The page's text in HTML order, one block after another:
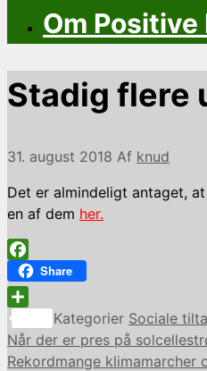
Om
Stadig flere
31. august 2018 Af knud
Det er almindeligt antaget,
en af dem her.
Facebook
Share
Share
Kategorier Sociale
Når der er pres på
Rekordmange klimamarcher